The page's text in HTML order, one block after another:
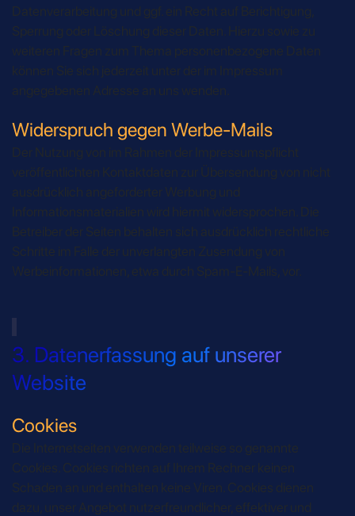
Datenverarbeitung und ggf. ein Recht auf Berichtigung,
Sperrung oder Löschung dieser Daten. Hierzu sowie zu
weiteren Fragen zum Thema personenbezogene Daten
können Sie sich jederzeit unter der im Impressum
angegebenen Adresse an uns wenden.
Widerspruch gegen Werbe-Mails
Der Nutzung von im Rahmen der Impressumspflicht
veröffentlichten Kontaktdaten zur Übersendung von nicht
ausdrücklich angeforderter Werbung und
Informationsmaterialien wird hiermit widersprochen. Die
Betreiber der Seiten behalten sich ausdrücklich rechtliche
Schritte im Falle der unverlangten Zusendung von
Werbeinformationen, etwa durch Spam-E-Mails, vor.
3. Datenerfassung auf unserer
Website
Cookies
Die Internetseiten verwenden teilweise so genannte
Cookies. Cookies richten auf Ihrem Rechner keinen
Schaden an und enthalten keine Viren. Cookies dienen
dazu, unser Angebot nutzerfreundlicher, effektiver und